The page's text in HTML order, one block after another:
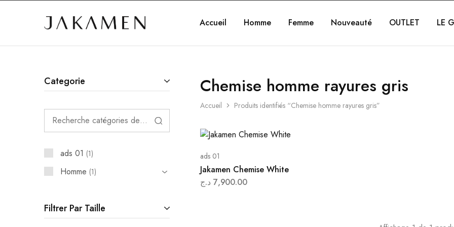
Jakamen Accueil Homme Femme Nouveauté OUTLET LE
Chemise homme rayures gris
Accueil Produits identifiés “Chemise homme rayures gris”
ads 01
Jakamen Chemise White
7,900.00 د.ج
Categorie
ads 01 1
Homme 1
Filtrer Par Taille